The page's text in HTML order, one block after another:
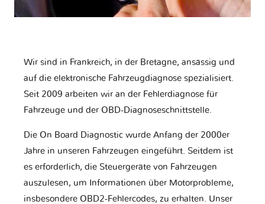
Wir sind in Frankreich, in der Bretagne, ansässig und
auf die elektronische Fahrzeugdiagnose spezialisiert.
Seit 2009 arbeiten wir an der Fehlerdiagnose für
Fahrzeuge und der OBD-Diagnoseschnittstelle.
Die On Board Diagnostic wurde Anfang der 2000er
Jahre in unseren Fahrzeugen eingeführt. Seitdem ist
es erforderlich, die Steuergeräte von Fahrzeugen
auszulesen, um Informationen über Motorprobleme,
insbesondere OBD2-Fehlercodes, zu erhalten. Unser